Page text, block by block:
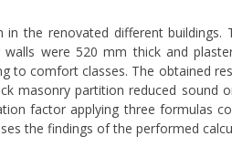
the renovated different buildings.
were 520 mm thick and
comfort classes. The obtained
masonry partition reduced sound
factor applying three formulas
the findings of the performed